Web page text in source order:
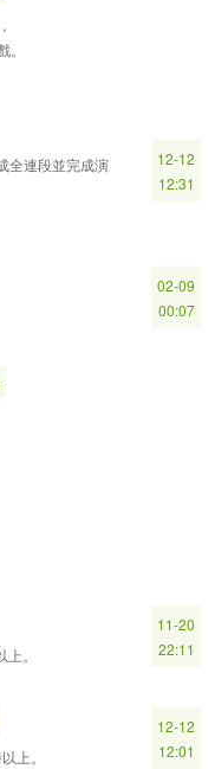
全連段並完成演
12-12
12:31
02-09
00:07
。
11-20
22:11
上。
12-12
12:01